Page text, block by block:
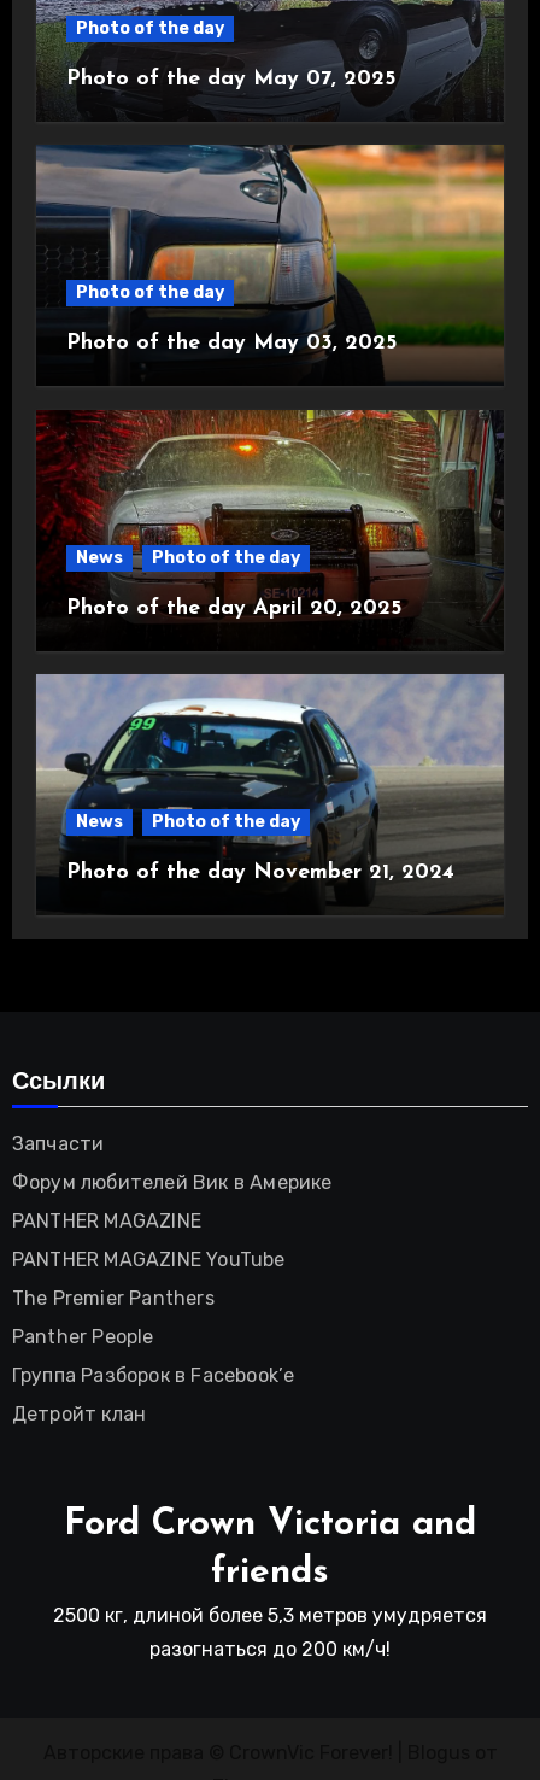
Photo of the day
Photo of the day May 07, 2025
Photo of the day
Photo of the day May 03, 2025
News Photo of the day
Photo of the day April 20, 2025
News Photo of the day
Photo of the day November 21, 2024
Ссылки
Запчасти
Форум любителей Вик в Америке
PANTHER MAGAZINE
PANTHER MAGAZINE YouTube
The Premier Panthers
Panther People
Группа Разборок в Facebook’е
Детройт клан
Ford Crown Victoria and
friends
2500 кг, длиной более 5,3 метров умудряется
разогнаться до 200 км/ч!